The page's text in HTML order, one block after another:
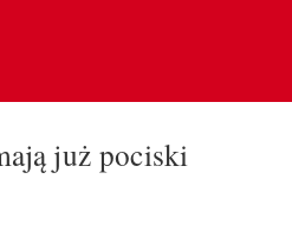
już pociski